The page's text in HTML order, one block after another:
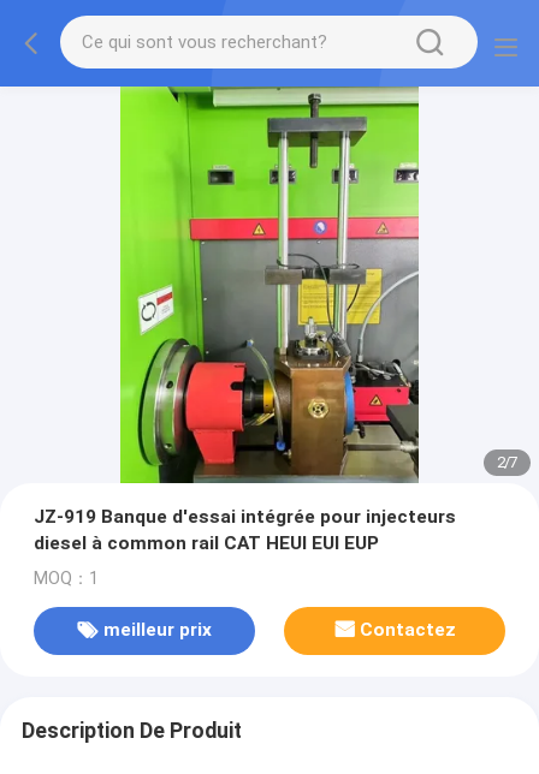
2/7
JZ-919 Banque d'essai intégrée pour injecteurs
diesel à common rail CAT HEUI EUI EUP
MOQ：1
meilleur prix Contactez
Description De Produit